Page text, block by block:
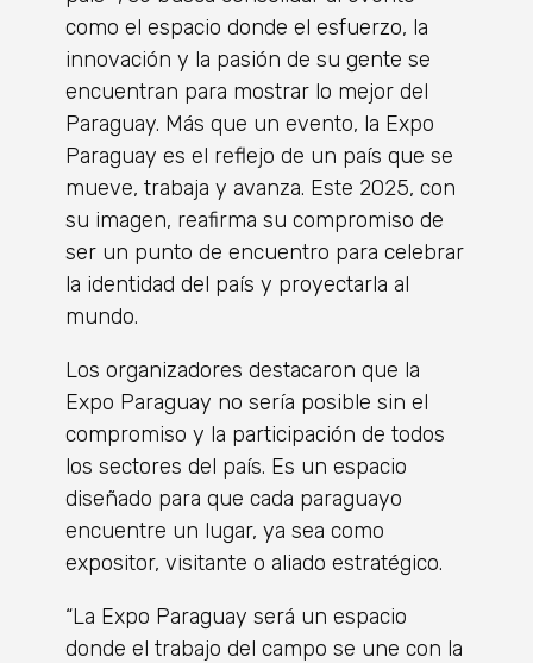
como el espacio donde el esfuerzo, la
innovación y la pasión de su gente se
encuentran para mostrar lo mejor del
Paraguay. Más que un evento, la Expo
Paraguay es el reflejo de un país que se
mueve, trabaja y avanza. Este 2025, con
su imagen, reafirma su compromiso de
ser un punto de encuentro para celebrar
la identidad del país y proyectarla al
mundo.
Los organizadores destacaron que la
Expo Paraguay no sería posible sin el
compromiso y la participación de todos
los sectores del país. Es un espacio
diseñado para que cada paraguayo
encuentre un lugar, ya sea como
expositor, visitante o aliado estratégico.
“La Expo Paraguay será un espacio
donde el trabajo del campo se une con la